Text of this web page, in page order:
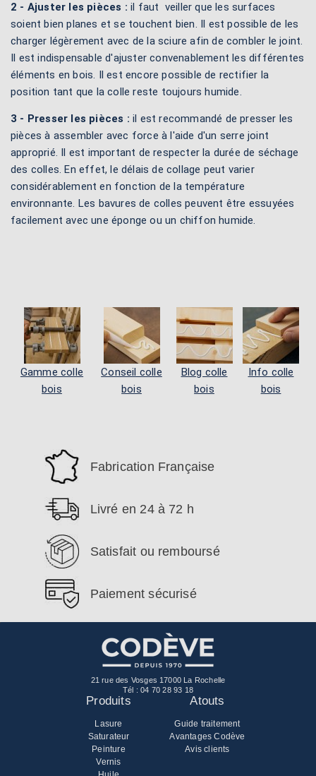
2 - Ajuster les pièces : il faut veiller que les surfaces
soient bien planes et se touchent bien. Il est possible de les
charger légèrement avec de la sciure afin de combler le joint.
Il est indispensable d'ajuster convenablement les différentes
éléments en bois. Il est encore possible de rectifier la
position tant que la colle reste toujours humide.
3 - Presser les pièces : il est recommandé de presser les
pièces à assembler avec force à l'aide d'un serre joint
approprié. Il est important de respecter la durée de séchage
des colles. En effet, le délais de collage peut varier
considérablement en fonction de la température
environnante. Les bavures de colles peuvent être essuyées
facilement avec une éponge ou un chiffon humide.
Gamme colle
bois
Conseil colle
bois
Blog colle
bois
Info colle
bois
Fabrication Française
Livré en 24 à 72 h
Satisfait ou remboursé
Paiement sécurisé
21 rue des Vosges 17000 La Rochelle
Tél :04 70 28 93 18
Produits
Lasure
Saturateur
Peinture
Vernis
Atouts
Guide traitement
Avantages Codève
Avis clients